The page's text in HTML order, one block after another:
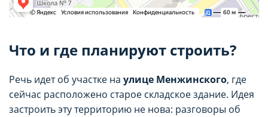
Что и где планируют строить?
Речь идет об участке на улице Менжинского, где
сейчас расположено старое складское здание. Идея
застроить эту территорию не нова: разговоры об